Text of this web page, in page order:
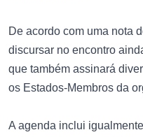
De acordo com uma nota
discursar no encontro
que também assinará
os Estados-Membros da
A agenda inclui